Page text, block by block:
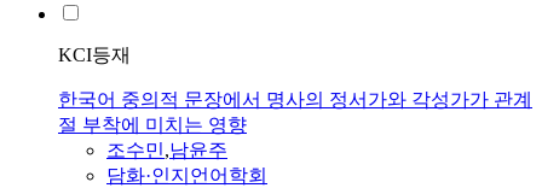
KCI등재
한국어 중의적 문장에서 명사의 정서가와 각성가가 관계
절 부착에 미치는 영향
조수민,남윤주
담화·인지언어학회